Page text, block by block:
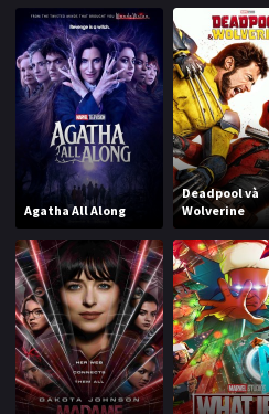
Agatha All Along
Deadpool và
Wolverine